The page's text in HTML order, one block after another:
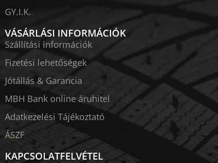
GY.I.K.
VÁSÁRLÁSI INFORMÁCIÓK
Szállítási információk
Fizetési lehetőségek
Jótállás & Garancia
MBH Bank online áruhitel
Adatkezelési Tájékoztató
ÁSZF
KAPCSOLATFELVÉTEL